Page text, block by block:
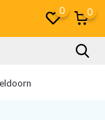
0 0